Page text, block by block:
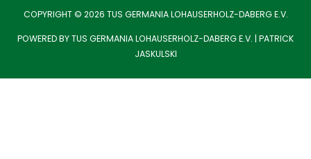
COPYRIGHT © 2026 TUS GERMANIA LOHAUSERHOLZ-DABERG E.V.
POWERED BYTUS GERMANIA LOHAUSERHOLZ-DABERG E.V. | PATRICK
JASKULSKI